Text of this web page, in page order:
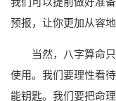
预报，让你更加从容地
当然，八字算命
使用。我们要理性看
能钥匙。我们要把命